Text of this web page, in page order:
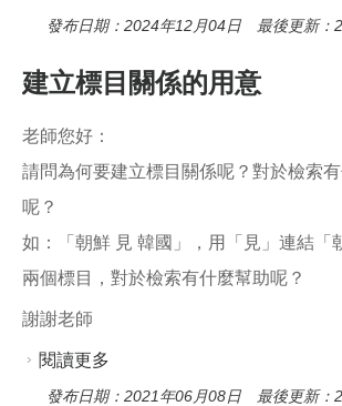
發布日期：2024年12月04日 最後更新：
建立標目關係的用意
老師您好：
請問為何要建立標目關係呢？對於檢索
呢？
如：「朝鮮 見 韓國」，用「見」連結「
兩個標目，對於檢索有什麼幫助呢？
謝謝老師
閱讀更多
發布日期：2021年06月08日 最後更新：